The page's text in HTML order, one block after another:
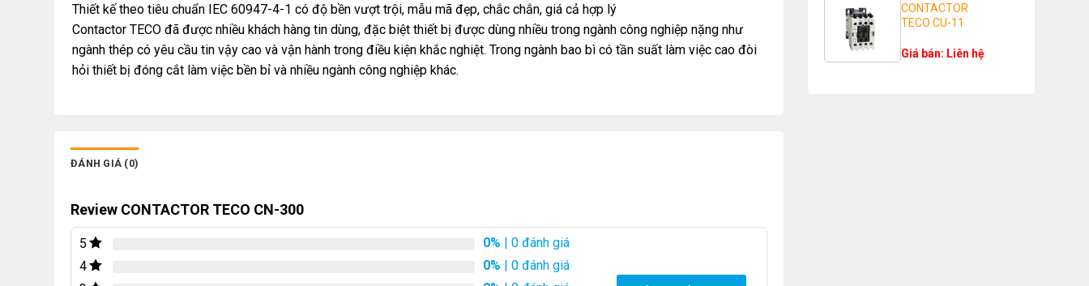
Thiết kế theo tiêu chuẩn IEC 60947-4-1 có độ bền vượt trội, mẫu mã đẹp, chắc chắn, giá cả hợp lý
Contactor TECO đã được nhiều khách hàng tin dùng, đặc biệt thiết bị được dùng nhiều trong ngành công nghiệp nặng như
ngành thép có yêu cầu tin vậy cao và vận hành trong điều kiện khắc nghiệt. Trong ngành bao bì có tần suất làm việc cao đòi
hỏi thiết bị đóng cắt làm việc bền bỉ và nhiều ngành công nghiệp khác.
ĐÁNH GIÁ (0)
Review CONTACTOR TECO CN-300
5 0% | 0 đánh giá
4
0% | 0 đánh giá
CONTACTOR
TECO CU-11
Giá bán: Liên hệ